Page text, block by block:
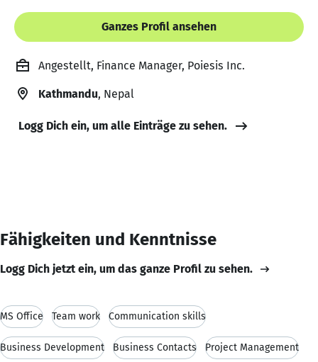
Ganzes Profil ansehen
Angestellt, Finance Manager, Poiesis Inc.
Kathmandu, Nepal
Logg Dich ein, um alle Einträge zu sehen.
Fähigkeiten und Kenntnisse
Logg Dich jetzt ein, um das ganze Profil zu sehen.
MS Office Team work Communication skills
Business Development Business Contacts Project Management